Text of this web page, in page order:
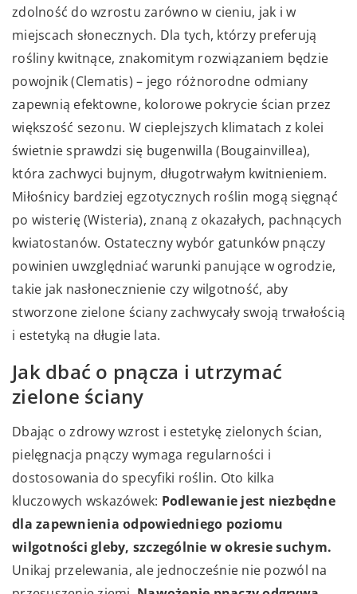
zdolność do wzrostu zarówno w cieniu, jak i w
miejscach słonecznych. Dla tych, którzy preferują
rośliny kwitnące, znakomitym rozwiązaniem będzie
powojnik (Clematis) – jego różnorodne odmiany
zapewnią efektowne, kolorowe pokrycie ścian przez
większość sezonu. W cieplejszych klimatach z kolei
świetnie sprawdzi się bugenwilla (Bougainvillea),
która zachwyci bujnym, długotrwałym kwitnieniem.
Miłośnicy bardziej egzotycznych roślin mogą sięgnąć
po wisterię (Wisteria), znaną z okazałych, pachnących
kwiatostanów. Ostateczny wybór gatunków pnączy
powinien uwzględniać warunki panujące w ogrodzie,
takie jak nasłonecznienie czy wilgotność, aby
stworzone zielone ściany zachwycały swoją trwałością
i estetyką na długie lata.
Jak dbać o pnącza i utrzymać
zielone ściany
Dbając o zdrowy wzrost i estetykę zielonych ścian,
pielęgnacja pnączy wymaga regularności i
dostosowania do specyfiki roślin. Oto kilka
kluczowych wskazówek: Podlewanie jest niezbędne
dla zapewnienia odpowiedniego poziomu
wilgotności gleby, szczególnie w okresie suchym.
Unikaj przelewania, ale jednocześnie nie pozwól na